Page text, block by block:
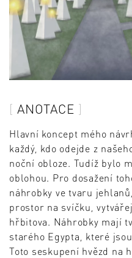
ANOTACE
Hlavní koncept mého
každý, kdo odejde z
noční obloze. Tudíž bylo
oblohou. Pro dosažení
náhrobky ve tvaru
prostor na svíčku,
hřbitova. Náhrobky mají
starého Egypta, které
Toto seskupení hvězd na